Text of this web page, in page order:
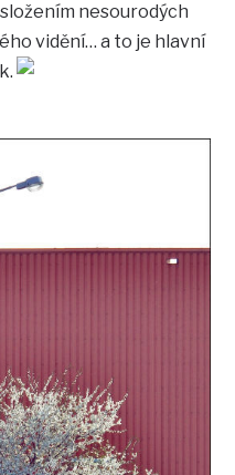
nesourodých
vidění… a to je hlavní